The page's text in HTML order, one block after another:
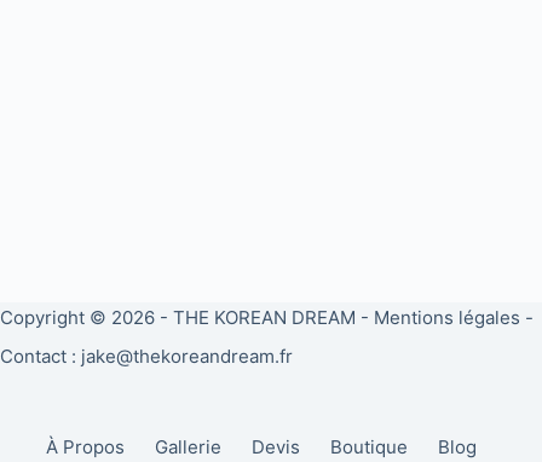
Copyright © 2026 - THE KOREAN DREAM - Mentions légales -
Contact : jake@thekoreandream.fr
À Propos Gallerie Devis Boutique Blog